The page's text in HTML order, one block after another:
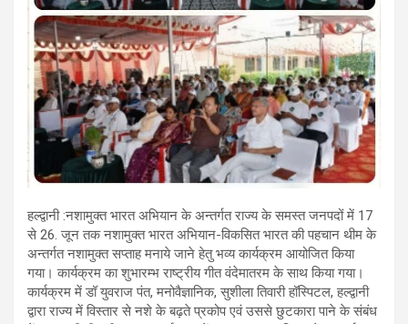
हल्द्वानी :नशामुक्त भारत अभियान के अन्तर्गत राज्य के समस्त जनपदों में 17
से 26. जून तक नशामुक्त भारत अभियान-विकसित भारत की पहचान थीम के
अन्तर्गत नशामुक्त सप्ताह मनाये जाने हेतु भव्य कार्यक्रम आयोजित किया
गया। कार्यक्रम का शुभारम्भ राष्ट्रीय गीत वंदेमातरम के साथ किया गया।
कार्यक्रम में डॉ युवराज पंत, मनोवैज्ञानिक, सुशीला तिवारी हॉस्पिटल, हल्द्वानी
द्वारा राज्य में विस्तार से नशे के बढ़ते प्रकोप एवं उससे छुटकारा पाने के संबंध